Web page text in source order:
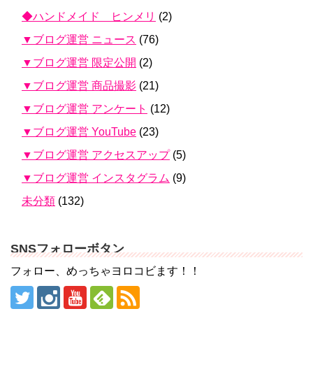
◆ハンドメイド ヒンメリ (2)
▼ブログ運営 ニュース (76)
▼ブログ運営 限定公開 (2)
▼ブログ運営 商品撮影 (21)
▼ブログ運営 アンケート (12)
▼ブログ運営 YouTube (23)
▼ブログ運営 アクセスアップ(5)
▼ブログ運営 インスタグラム (9)
未分類 (132)
SNSフォローボタン
フォロー、めっちゃヨロコビます！！